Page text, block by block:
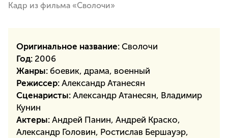
Кадр из фильма «Сволочи»
Оригинальное название: Сволочи
Год: 2006
Жанры: боевик, драма, военный
Режиссер: Александр Атанесян
Сценаристы: Александр Атанесян, Владимир
Кунин
Актеры: Андрей Панин, Андрей Краско,
Александр Головин, Ростислав Бершауэр,